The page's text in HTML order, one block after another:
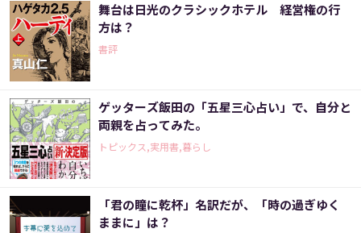
舞台は日光のクラシックホテル 経営権の行
方は？
書評
ゲッターズ飯田の「五星三心占い」で、自分と
両親を占ってみた。
トピックス,実用書,暮らし
「君の瞳に乾杯」名訳だが、「時の過ぎゆく
ままに」は？